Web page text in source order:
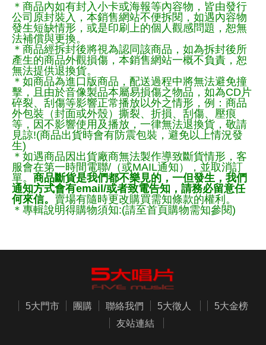
＊商品內如有封入小卡或海報等內容物，皆由發行
公司原封裝入，本銷售網站不便拆閱，如遇內容物
發生短缺情形，或是印刷上的個人觀感問題，恕無
法補償與更換。
＊商品經拆封後將視為認同該商品，如為拆封後所
產生的商品外觀損傷，本銷售網站一概不負責，恕
無法提供退換貨。
＊如商品為進口版商品，配送過程中將無法避免撞
擊，且由於音像製品本屬易損傷之物品，如為CD片
碎裂、刮傷等影響正常播放以外之情形，例：商品
外包裝（封面或外殼）撕裂、折損、刮傷、壓痕
等，因不影響使用及播放，一律無法退換貨，敬請
見諒!(商品出貨時會有防震包裝，避免以上情況發
生)
＊如遇商品因出貨廠商無法製作導致斷貨情形，客
服會在第一時間電聯/（或MAIL通知），並取消訂
單。 商品斷貨是我們都不樂見的，一但發生，我們
通知方式會有email/或者致電告知，請務必留意任
何來信。 賣場有隨時更改購買需知條款的權利。
＊專輯說明得購物須知:(請至首頁購物需知參閱)
5大門市 團購 聯絡我們 5大徵人
5大金榜
友站連結